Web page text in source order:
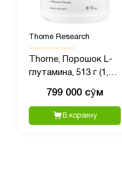
Thorne Research
Thorne, Порошок L-
глутамина, 513 г (1,1
799 000 сӯм
В корзину